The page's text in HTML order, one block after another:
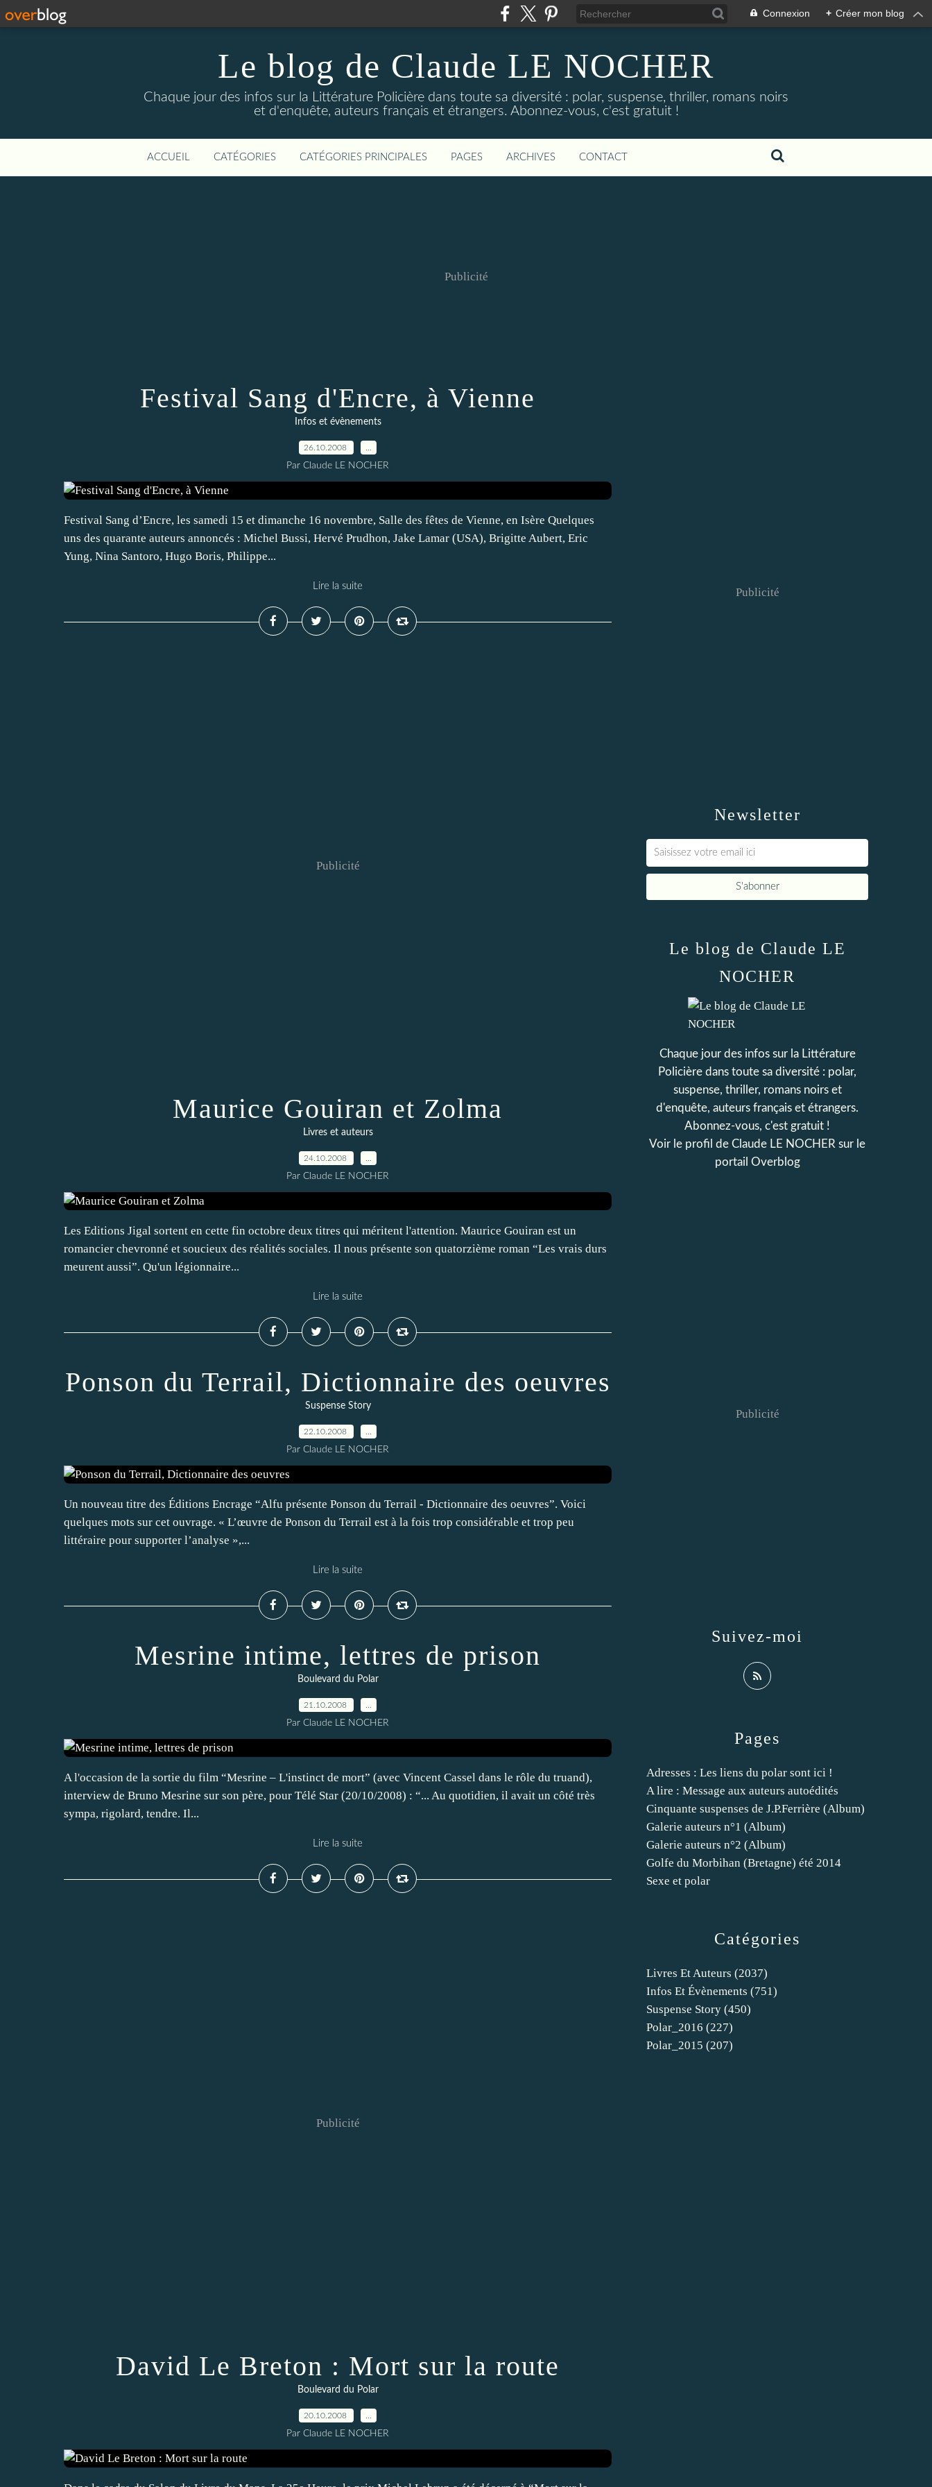
Connexion + Créer mon blog
Le blog de Claude LE NOCHER
Chaque jour des infos sur la Littérature Policière dans toute sa diversité : polar, suspense, thriller, romans noirs
et d'enquête, auteurs français et étrangers. Abonnez-vous, c'est gratuit !
ACCUEIL CATÉGORIES CATÉGORIES PRINCIPALES PAGES ARCHIVES CONTACT
Publicité
Festival Sang d'Encre, à Vienne
Infos et évènements
26.10.2008
Par Claude LE NOCHER
Festival Sang d’Encre, les samedi 15 et dimanche 16 novembre, Salle des fêtes de Vienne, en Isère Quelques
uns des quarante auteurs annoncés : Michel Bussi, Hervé Prudhon, Jake Lamar (USA), Brigitte Aubert, Eric
Yung, Nina Santoro, Hugo Boris, Philippe...
Lire la suite
Publicité
Maurice Gouiran et Zolma
Livres et auteurs
24.10.2008
Par Claude LE NOCHER
Les Editions Jigal sortent en cette fin octobre deux titres qui méritent l'attention. Maurice Gouiran est un
romancier chevronné et soucieux des réalités sociales. Il nous présente son quatorzième roman “Les vrais durs
meurent aussi”. Qu'un légionnaire...
Lire la suite
Ponson du Terrail, Dictionnaire des oeuvres
Suspense Story
22.10.2008
Par Claude LE NOCHER
Un nouveau titre des Éditions Encrage “Alfu présente Ponson du Terrail - Dictionnaire des oeuvres”. Voici
quelques mots sur cet ouvrage. « L’œuvre de Ponson du Terrail est à la fois trop considérable et trop peu
littéraire pour supporter l’analyse »,...
Lire la suite
Mesrine intime, lettres de prison
Boulevard du Polar
21.10.2008
Par Claude LE NOCHER
A l'occasion de la sortie du film “Mesrine – L'instinct de mort” (avec Vincent Cassel dans le rôle du truand),
interview de Bruno Mesrine sur son père, pour Télé Star (20/10/2008) : “... Au quotidien, il avait un côté très
sympa, rigolard, tendre. Il...
Lire la suite
Publicité
David Le Breton : Mort sur la route
Boulevard du Polar
20.10.2008
Par Claude LE NOCHER
Newsletter
Publicité
Catégories
Livres Et Auteurs (2037)
Infos Et Évènements (751)
Suspense Story (450)
Polar_2016 (227)
Polar_2015 (207)
Pages
Adresses : Les liens du polar sont ici !
A lire : Message aux auteurs autoédités
Cinquante suspenses de J.P.Ferrière (Album)
Galerie auteurs n°1 (Album)
Galerie auteurs n°2 (Album)
Golfe du Morbihan (Bretagne) été 2014
Sexe et polar
Le blog de Claude LE
NOCHER
Chaque jour des infos sur la Littérature
Policière dans toute sa diversité : polar,
suspense, thriller, romans noirs et
d'enquête, auteurs français et étrangers.
Abonnez-vous, c'est gratuit !
Voir le profil de Claude LE NOCHER sur le
portail Overblog
Suivez-moi
Publicité